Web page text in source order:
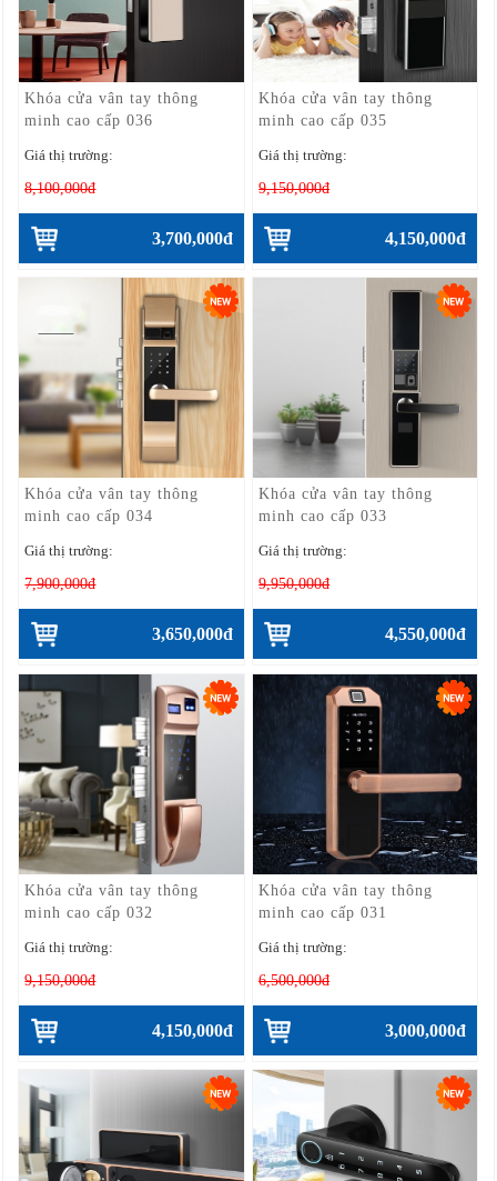
Khóa cửa vân tay thông
minh cao cấp 036
Giá thị trường:
8,100,000đ
3,700,000đ
Khóa cửa vân tay thông
minh cao cấp 035
Giá thị trường:
9,150,000đ
4,150,000đ
Khóa cửa vân tay thông
minh cao cấp 034
Giá thị trường:
7,900,000đ
3,650,000đ
Khóa cửa vân tay thông
minh cao cấp 033
Giá thị trường:
9,950,000đ
4,550,000đ
Khóa cửa vân tay thông
minh cao cấp 032
Giá thị trường:
9,150,000đ
4,150,000đ
Khóa cửa vân tay thông
minh cao cấp 031
Giá thị trường:
6,500,000đ
3,000,000đ